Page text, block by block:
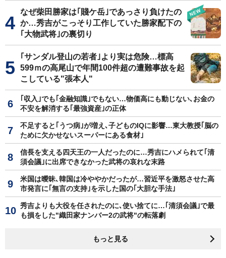
なぜ柴田勝家は｢賤ケ岳｣であっさり負けたの
か…秀吉がこっそり工作していた勝家配下の
｢大物武将｣の裏切り
｢サンダル登山の若者｣より実は危険…標高
599ｍの高尾山で年間100件超の遭難事故を起
こしている"張本人"
｢収入｣でも｢金融知識｣でもない…物価高にも動じない､お金の
不安を解消する｢最強資産｣の正体
不足すると｢うつ病｣が増え､子どものIQに影響…東大教授｢脳の
ために欠かせないスーパーにある食材｣
信長を支える四天王の一人だったのに…秀吉にハメられて｢清
須会議｣に出席できなかった武将の哀れな末路
米国は曖昧､韓国は冷ややかだったが…習近平を激怒させた高
市発言に｢無言の支持｣を示した国の｢大胆な手法｣
秀吉よりも大役を任されたのに､使い捨てに…｢清須会議｣で最
も損をした"織田家ナンバー2の武将"の転落劇
もっと見る